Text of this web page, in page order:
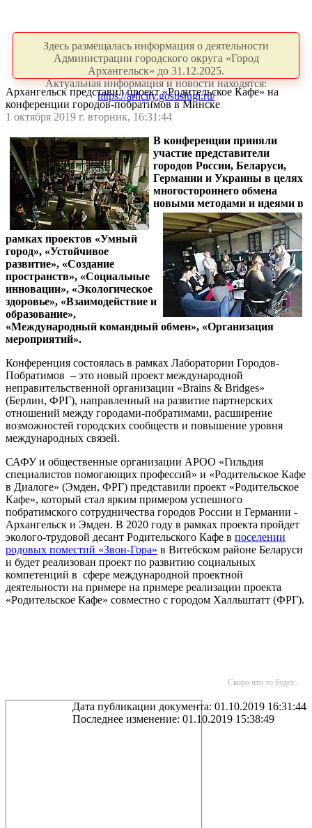
Здесь размещалась информация о деятельности
Администрации городского округа «Город
Архангельск» до 31.12.2025.
Актуальная информация и новости находятся:
https://arhcity.gosuslugi.ru/
Архангельск представил проект «Родительское Кафе» на
конференции городов-побратимов в Минске
1 октября 2019 г. вторник, 16:31:44
В конференции приняли
участие представители
городов России, Беларуси,
Германии и Украины в целях
многостороннего обмена
новыми методами и идеями в
рамках проектов «Умный
город», «Устойчивое
развитие», «Создание
пространств», «Социальные
инновации», «Экологическое
здоровье», «Взаимодействие и
образование»,
«Международный командный обмен», «Организация
мероприятий».
Конференция состоялась в рамках Лаборатории Городов-
Побратимов – это новый проект международной
неправительственной организации «Brains & Bridges»
(Берлин, ФРГ), направленный на развитие партнерских
отношений между городами-побратимами, расширение
возможностей городских сообществ и повышение уровня
международных связей.
САФУ и общественные организации АРОО «Гильдия
специалистов помогающих профессий» и «Родительское Кафе
в Диалоге» (Эмден, ФРГ) представили проект «Родительское
Кафе», который стал ярким примером успешного
побратимского сотрудничества городов России и Германии -
Архангельск и Эмден. В 2020 году в рамках проекта пройдет
эколого-трудовой десант Родительского Кафе в поселении
родовых поместий «Звон-Гора» в Витебском районе Беларуси
и будет реализован проект по развитию социальных
компетенций в сфере международной проектной
деятельности на примере на примере реализации проекта
«Родительское Кафе» совместно с городом Халльштатт (ФРГ).
Скоро что то будет...
Дата публикации документа: 01.10.2019 16:31:44
Последнее изменение: 01.10.2019 15:38:49